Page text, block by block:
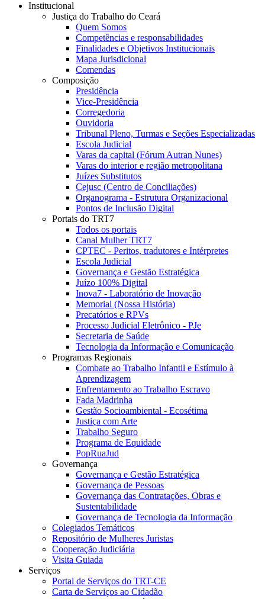
Institucional
Justiça do Trabalho do Ceará
Quem Somos
Competências e responsabilidades
Finalidades e Objetivos Institucionais
Mapa Jurisdicional
Comendas
Composição
Presidência
Vice-Presidência
Corregedoria
Ouvidoria
Tribunal Pleno, Turmas e Seções Especializadas
Escola Judicial
Varas da capital (Fórum Autran Nunes)
Varas do interior e região metropolitana
Juízes Substitutos
Cejusc (Centro de Conciliações)
Organograma - Estrutura Organizacional
Pontos de Inclusão Digital
Portais do TRT7
Todos os portais
Canal Mulher TRT7
CPTEC - Peritos, tradutores e Intérpretes
Escola Judicial
Governança e Gestão Estratégica
Juízo 100% Digital
Inova7 - Laboratório de Inovação
Memorial (Nossa História)
Precatórios e RPVs
Processo Judicial Eletrônico - PJe
Secretaria de Saúde
Tecnologia da Informação e Comunicação
Programas Regionais
Combate ao Trabalho Infantil e Estímulo à
Aprendizagem
Enfrentamento ao Trabalho Escravo
Fada Madrinha
Gestão Socioambiental - Ecosétima
Justiça com Arte
Trabalho Seguro
Programa de Equidade
PopRuaJud
Governança
Governança e Gestão Estratégica
Governança de Pessoas
Governança das Contratações, Obras e
Sustentabilidade
Governança de Tecnologia da Informação
Colegiados Temáticos
Repositório de Mulheres Juristas
Cooperação Judiciária
Visita Guiada
Serviços
Portal de Serviços do TRT-CE
Carta de Serviços ao Cidadão